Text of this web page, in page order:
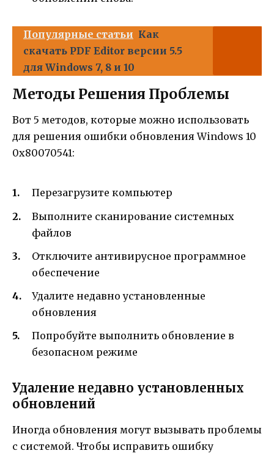
Популярные статьи Как
скачать PDF Editor версии 5.5
для Windows 7, 8 и 10
Методы Решения Проблемы
Вот 5 методов, которые можно использовать
для решения ошибки обновления Windows 10
0x80070541:
Перезагрузите компьютер
Выполните сканирование системных
файлов
Отключите антивирусное программное
обеспечение
Удалите недавно установленные
обновления
Попробуйте выполнить обновление в
безопасном режиме
Удаление недавно установленных
обновлений
Иногда обновления могут вызывать проблемы
с системой. Чтобы исправить ошибку